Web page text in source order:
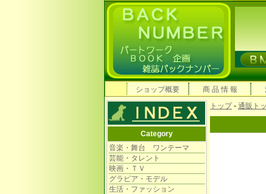
ショップ概要
商 品 情 報
Category
音楽・舞台 ワンテーマ
芸能・タレント
映画・ＴＶ
グラビア・モデル
生活・ファッション
トップ- 通販ト